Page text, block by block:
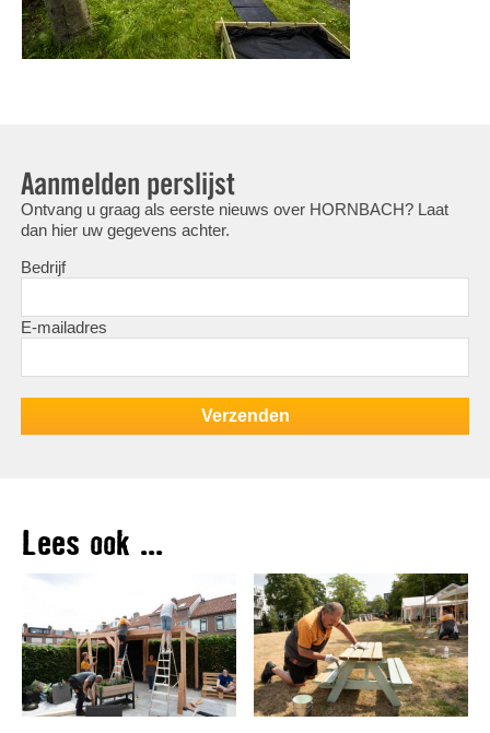
Aanmelden perslijst
Ontvang u graag als eerste nieuws over HORNBACH? Laat
dan hier uw gegevens achter.
Bedrijf
E-mailadres
Lees ook ...